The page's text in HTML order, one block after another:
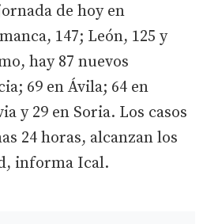
de hoy en
147; León, 125 y
hay 87 nuevos
69 en Ávila; 64 en
y 29 en Soria. Los casos
24 horas, alcanzan los
informa Ical.